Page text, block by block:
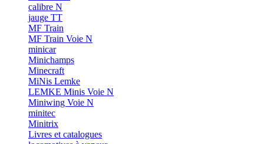
calibre N
jauge TT
MF Train
MF Train Voie N
minicar
Minichamps
Minecraft
MiNis Lemke
LEMKE Minis Voie N
Miniwing Voie N
minitec
Minitrix
Livres et catalogues